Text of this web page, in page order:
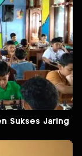
Sukses Jaring